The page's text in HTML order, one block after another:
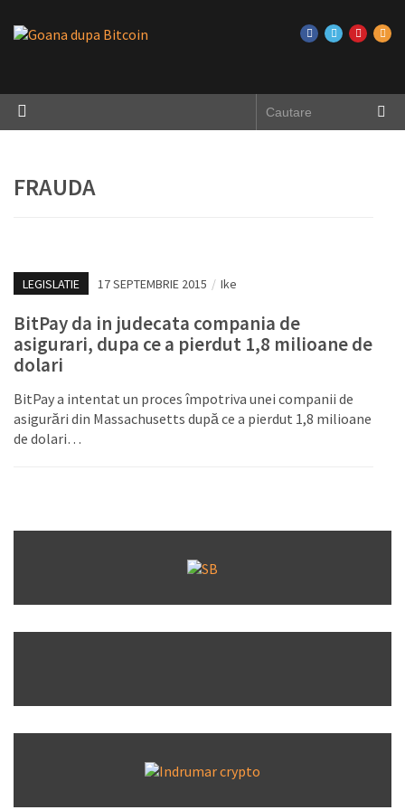
FRAUDA
LEGISLATIE 17 SEPTEMBRIE 2015 / Ike
BitPay da in judecata compania de
asigurari, dupa ce a pierdut 1,8 milioane de
dolari
BitPay a intentat un proces împotriva unei companii de
asigurări din Massachusetts după ce a pierdut 1,8 milioane
de dolari…